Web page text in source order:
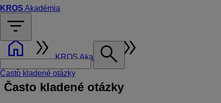
KROS Akadémia
filter_list
search
Často kladené otázky
homedouble_arrow KROS Akadémia double_arrow
Často kladené otázky